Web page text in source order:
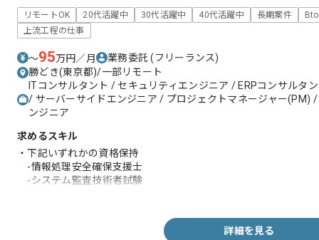
リモートOK 20代活躍中 30代活躍中 40代活躍中 長期案件
上流工程の仕事
〜95万円／月 業務委託(フリーランス)
勝どき(東京都)/一部リモート
ITコンサルタント / セキュリティエンジニア / ERPコンサルタ
/ サーバーサイドエンジニア / プロジェクトマネージャー(PM)
ンジニア
求めるスキル
・下記いずれかの資格保持
-情報処理安全確保支援士
-システム監査技術者試験
詳細を見る